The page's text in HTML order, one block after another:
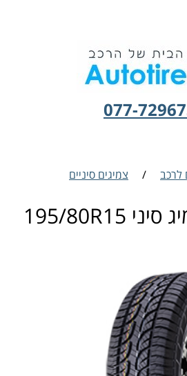
077-
לרכב / צמיגים סיניים
צמיג 50/50 צמיג סיני 195/80R15